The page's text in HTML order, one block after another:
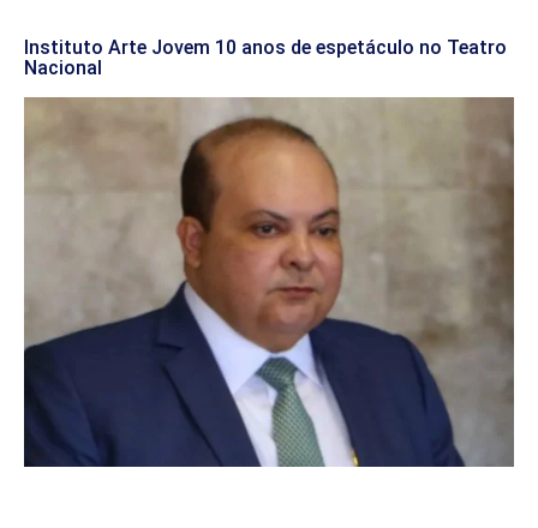
Instituto Arte Jovem 10 anos de espetáculo no Teatro
Nacional